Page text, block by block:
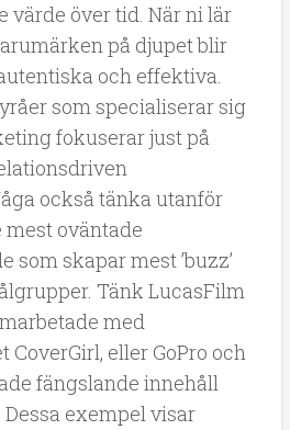
värde över tid. När ni lär
på djupet blir
och effektiva.
som specialiserar sig
fokuserar just på
också tänka utanför
mest oväntade
som skapar mest ’buzz’
Tänk LucasFilm
med
eller GoPro och
fängslande innehåll
exempel visar